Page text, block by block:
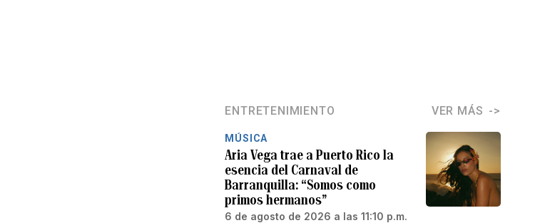
ENTRETENIMIENTO VER MÁS
MÚSICA
Aria Vega trae a Puerto Rico la
esencia del Carnaval de
Barranquilla: “Somos como
primos hermanos”
6 de agosto de 2026 a las 11:10 p.m.